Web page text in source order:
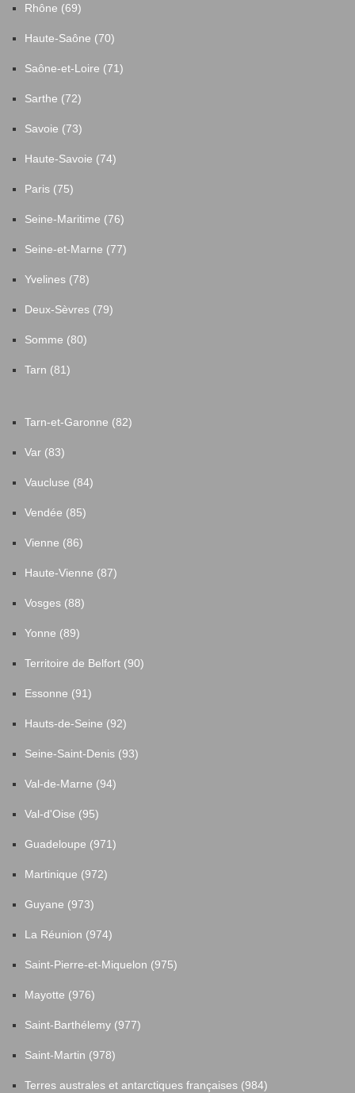
Rhône (69)
Haute-Saône (70)
Saône-et-Loire (71)
Sarthe (72)
Savoie (73)
Haute-Savoie (74)
Paris (75)
Seine-Maritime (76)
Seine-et-Marne (77)
Yvelines (78)
Deux-Sèvres (79)
Somme (80)
Tarn (81)
Tarn-et-Garonne (82)
Var (83)
Vaucluse (84)
Vendée (85)
Vienne (86)
Haute-Vienne (87)
Vosges (88)
Yonne (89)
Territoire de Belfort (90)
Essonne (91)
Hauts-de-Seine (92)
Seine-Saint-Denis (93)
Val-de-Marne (94)
Val-d'Oise (95)
Guadeloupe (971)
Martinique (972)
Guyane (973)
La Réunion (974)
Saint-Pierre-et-Miquelon (975)
Mayotte (976)
Saint-Barthélemy (977)
Saint-Martin (978)
Terres australes et antarctiques françaises (984)